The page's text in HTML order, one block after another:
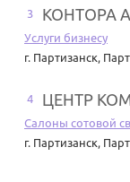
3 КОНТОРА
Услуги бизнесу
г. Партизанск,
4 ЦЕНТР
Салоны сотовой
г. Партизанск,